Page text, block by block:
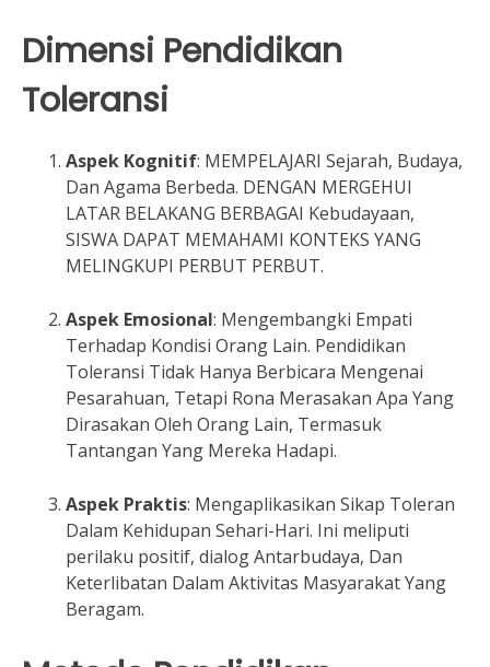
Dimensi Pendidikan
Toleransi
Aspek Kognitif: MEMPELAJARI Sejarah, Budaya,
Dan Agama Berbeda. DENGAN MERGEHUI
LATAR BELAKANG BERBAGAI Kebudayaan,
SISWA DAPAT MEMAHAMI KONTEKS YANG
MELINGKUPI PERBUT PERBUT.
Aspek Emosional: Mengembangki Empati
Terhadap Kondisi Orang Lain. Pendidikan
Toleransi Tidak Hanya Berbicara Mengenai
Pesarahuan, Tetapi Rona Merasakan Apa Yang
Dirasakan Oleh Orang Lain, Termasuk
Tantangan Yang Mereka Hadapi.
Aspek Praktis: Mengaplikasikan Sikap Toleran
Dalam Kehidupan Sehari-Hari. Ini meliputi
perilaku positif, dialog Antarbudaya, Dan
Keterlibatan Dalam Aktivitas Masyarakat Yang
Beragam.